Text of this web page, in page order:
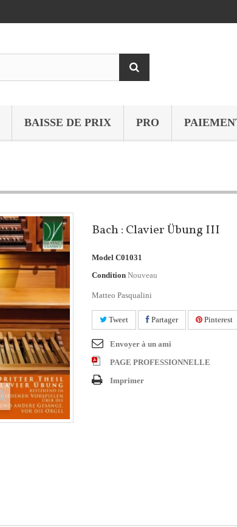
BAISSE DE PRIX PRO
Bach : Clavier Übung III
Model C01031
Condition Nouveau
Matteo Pasqualini
Tweet Partager Pinterest
Envoyer à un ami
PAGE PROFESSIONNELLE
Imprimer